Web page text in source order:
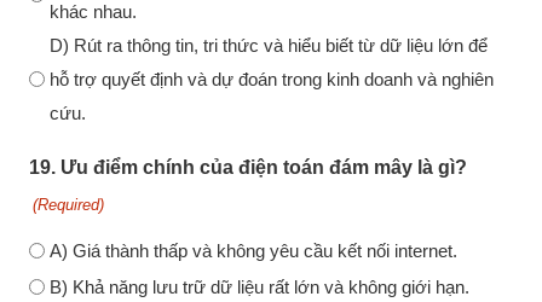
khác nhau.
D) Rút ra thông tin, tri thức và hiểu biết từ dữ liệu lớn để
hỗ trợ quyết định và dự đoán trong kinh doanh và nghiên
cứu.
19. Ưu điểm chính của điện toán đám mây là gì?
(Required)
A) Giá thành thấp và không yêu cầu kết nối internet.
B) Khả năng lưu trữ dữ liệu rất lớn và không giới hạn.